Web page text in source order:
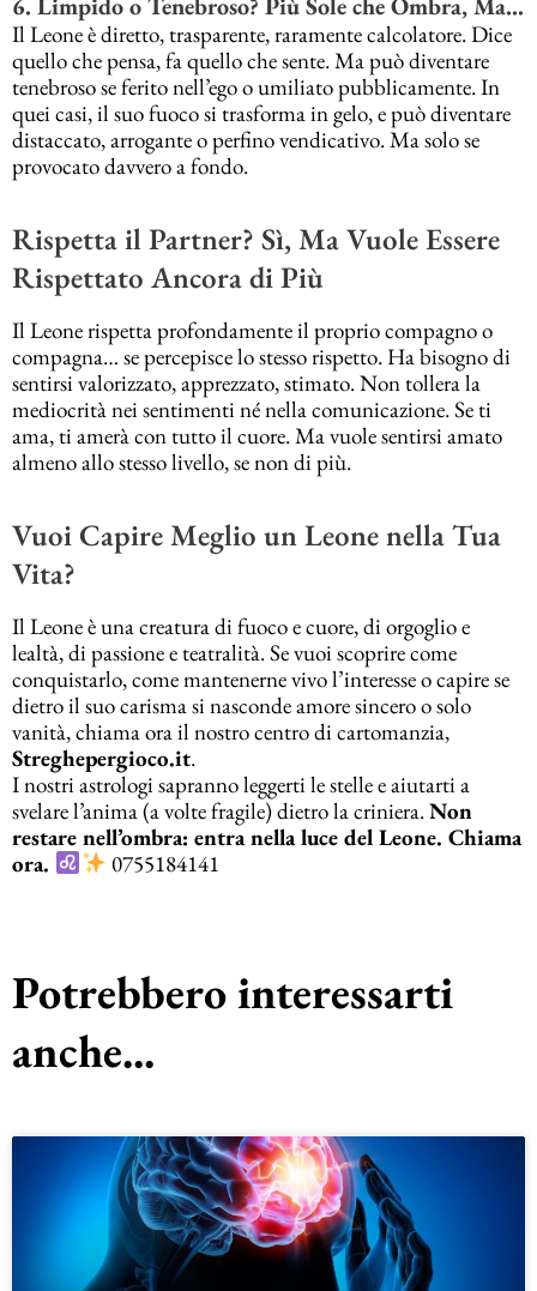
Il Leone è diretto, trasparente, raramente calcolatore. Dice
quello che pensa, fa quello che sente. Ma può diventare
tenebroso se ferito nell’ego o umiliato pubblicamente. In
quei casi, il suo fuoco si trasforma in gelo, e può diventare
distaccato, arrogante o perfino vendicativo. Ma solo se
provocato davvero a fondo.
Rispetta il Partner? Sì, Ma Vuole Essere
Rispettato Ancora di Più
Il Leone rispetta profondamente il proprio compagno o
compagna… se percepisce lo stesso rispetto. Ha bisogno di
sentirsi valorizzato, apprezzato, stimato. Non tollera la
mediocrità nei sentimenti né nella comunicazione. Se ti
ama, ti amerà con tutto il cuore. Ma vuole sentirsi amato
almeno allo stesso livello, se non di più.
Vuoi Capire Meglio un Leone nella Tua
Vita?
Il Leone è una creatura di fuoco e cuore, di orgoglio e
lealtà, di passione e teatralità. Se vuoi scoprire come
conquistarlo, come mantenerne vivo l’interesse o capire se
dietro il suo carisma si nasconde amore sincero o solo
vanità, chiama ora il nostro centro di cartomanzia,
Streghepergioco.it.
I nostri astrologi sapranno leggerti le stelle e aiutarti a
svelare l’anima (a volte fragile) dietro la criniera.Non
restare nell’ombra: entra nella luce del Leone. Chiama
ora.
0755184141
Potrebbero interessarti
anche...